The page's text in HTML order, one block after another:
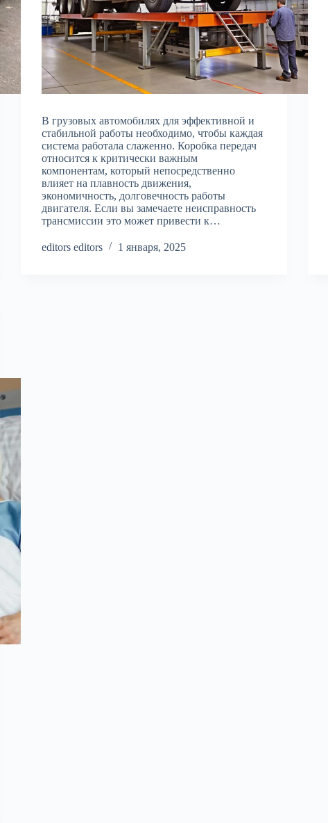
В грузовых автомобилях для эффективной и
стабильной работы необходимо, чтобы каждая
система работала слаженно. Коробка передач
относится к критически важным
компонентам, который непосредственно
влияет на плавность движения,
экономичность, долговечность работы
двигателя. Если вы замечаете неисправность
трансмиссии это может привести к…
editors editors 1 января, 2025